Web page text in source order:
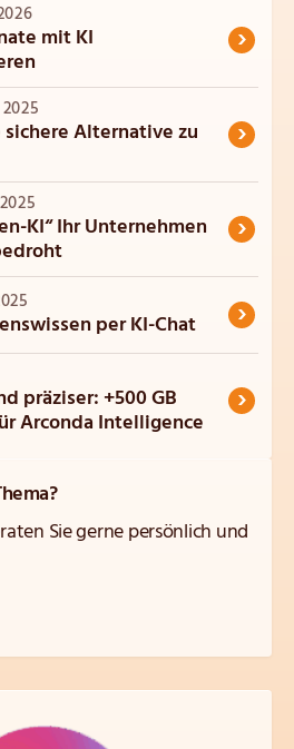
mit KI ›
sichere Alternative zu ›
KI“ Ihr Unternehmen ›
per KI-Chat ›
präziser: +500 GB
Arconda Intelligence ›
Sie gerne persönlich und